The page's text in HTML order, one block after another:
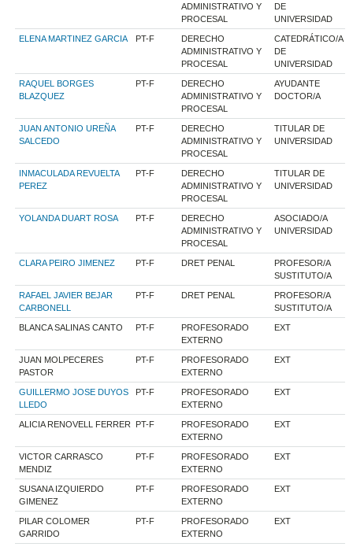
ADMINISTRATIVO Y
PROCESAL
DE
UNIVERSIDAD
ELENA MARTINEZ GARCIA PT-F
DERECHO
ADMINISTRATIVO Y
PROCESAL
CATEDRÁTICO/A
DE
UNIVERSIDAD
RAQUEL BORGES
BLAZQUEZ
PT-F
DERECHO
ADMINISTRATIVO Y
PROCESAL
AYUDANTE
DOCTOR/A
JUAN ANTONIO UREÑA
SALCEDO
PT-F
DERECHO
ADMINISTRATIVO Y
PROCESAL
TITULAR DE
UNIVERSIDAD
INMACULADA REVUELTA
PEREZ
PT-F
DERECHO
ADMINISTRATIVO Y
PROCESAL
TITULAR DE
UNIVERSIDAD
YOLANDA DUART ROSA PT-F
DERECHO
ADMINISTRATIVO Y
PROCESAL
ASOCIADO/A
UNIVERSIDAD
CLARA PEIRO JIMENEZ PT-F DRET PENAL
PROFESOR/A
SUSTITUTO/A
RAFAEL JAVIER BEJAR
CARBONELL
PT-F DRET PENAL
PROFESOR/A
SUSTITUTO/A
BLANCA SALINAS CANTO PT-F
PROFESORADO
EXTERNO
EXT
JUAN MOLPECERES
PASTOR
PT-F
PROFESORADO
EXTERNO
EXT
GUILLERMO JOSE DUYOS
LLEDO
PT-F
PROFESORADO
EXTERNO
EXT
ALICIA RENOVELL FERRER PT-F
PROFESORADO
EXTERNO
EXT
VICTOR CARRASCO
MENDIZ
PT-F
PROFESORADO
EXTERNO
EXT
SUSANA IZQUIERDO
GIMENEZ
PT-F
PROFESORADO
EXTERNO
EXT
PILAR COLOMER
GARRIDO
PT-F
PROFESORADO
EXTERNO
EXT